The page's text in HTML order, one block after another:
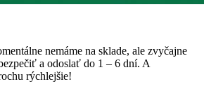
nemáme na sklade, ale zvyčajne
a odoslať do 1 – 6 dní. A
rýchlejšie!